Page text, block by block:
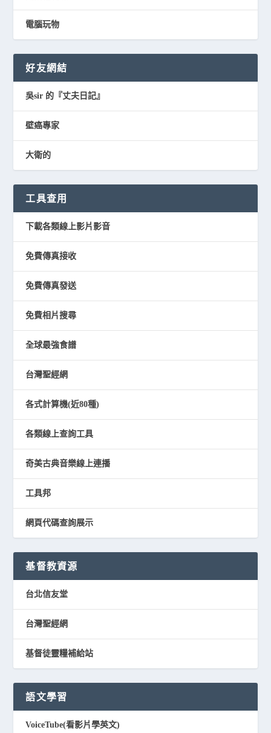
電腦玩物
好友網結
吳sir 的『丈夫日記』
壁癌專家
大衛的
工具查用
下載各類線上影片影音
免費傳真接收
免費傳真發送
免費相片搜尋
全球最強食譜
台灣聖經網
各式計算機(近80種)
各類線上查詢工具
奇美古典音樂線上連播
工具邦
網頁代碼查詢展示
基督教資源
台北信友堂
台灣聖經網
基督徒靈糧補給站
語文學習
VoiceTube(看影片學英文)